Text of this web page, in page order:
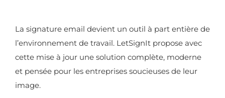
La signature email devient un outil à part entière de
l’environnement de travail. LetSignIt propose avec
cette mise à jour une solution complète, moderne
et pensée pour les entreprises soucieuses de leur
image.